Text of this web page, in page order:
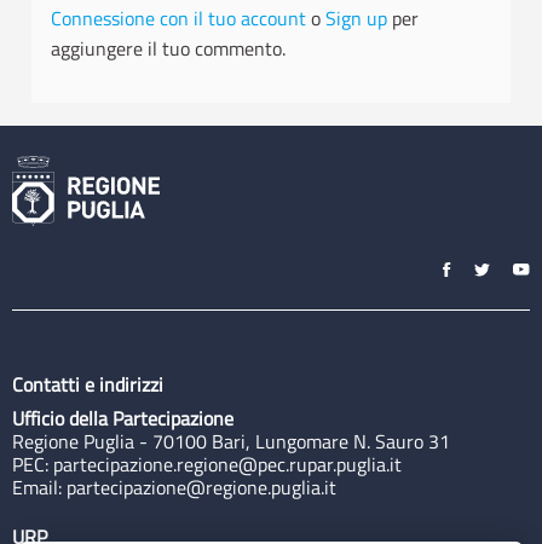
Connessione con il tuo accountoSign up per
aggiungere il tuo commento.
Contatti e indirizzi
Ufficio della Partecipazione
Regione Puglia - 70100 Bari, Lungomare N. Sauro 31
PEC: partecipazione.regione@pec.rupar.puglia.it
Email: partecipazione@regione.puglia.it
URP